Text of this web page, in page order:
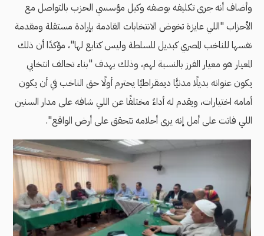
وأضاف أنه جرى تكليفه بوصفه وكيل مؤسسي الحزب بالتواصل مع
الأحزاب "اللي عايزة تخوض الانتخابات القادمة بإرادة مستقلة ومقدمة
نفسها للناخب المصري كبديل للسلطة وليس كتابع لها"، مؤكدًا أن ذلك
المعيار هو معيار الفرز بالنسبة لهم، وذلك بهدف "بناء تحالف انتخابي
يكون عنوانه بديلًا مدنيًّا ديمقراطيًا يحترم أولًا حق الناخب في أن يكون
أمامه اختيارات، ويقدم له أداءً مختلفًا عن اللي شافه على مدار السنين
اللي فاتت على أمل إنه يرى أحلامه تتحقق على أرض الواقع".